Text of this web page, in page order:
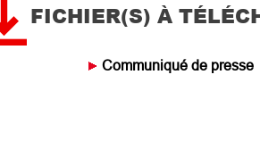
FICHIER(S) À
Communiqué de presse